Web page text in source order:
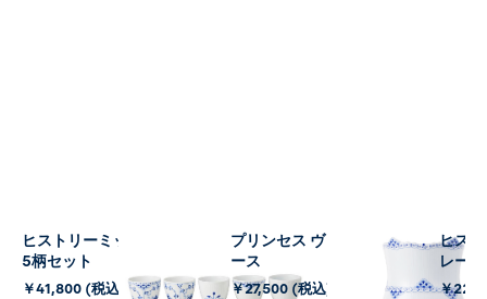
ヒストリーミックス カップ
5柄セット
￥41,800 (税込)
プリンセス ヴィンテージベ
ース
￥27,500 (税込)
ヒス
レー
￥